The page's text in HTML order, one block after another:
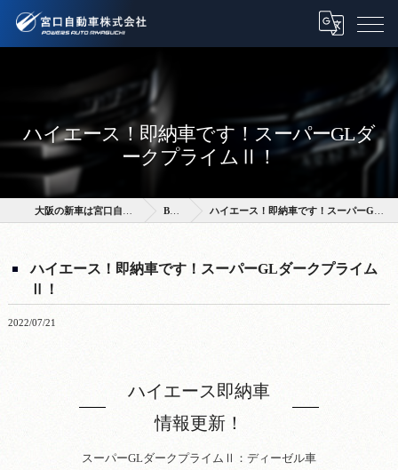
ハイエース！即納車です！スーパーGLダ
ークプライムⅡ！
BLOG ハイエース！即納車です！スーパーGLダークプライムⅡ！
ハイエース！即納車です！スーパーGLダークプライム
Ⅱ！
2022/07/21
ハイエース即納車
情報更新！
スーパーGLダークプライムⅡ：ディーゼル車